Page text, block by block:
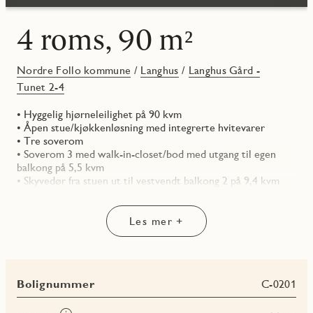
4 roms, 90 m²
Nordre Follo kommune / Langhus / Langhus Gård -
Tunet 2-4
• Hyggelig hjørneleilighet på 90 kvm
• Åpen stue/kjøkkenløsning med integrerte hvitevarer
• Tre soverom
• Soverom 3 med walk-in-closet/bod med utgang til egen
balkong på 5,5 kvm
• Skyvedør fra stuen ut til vestvendt balkong 2 på 9,4 kvm
Les mer +
Bolignummer C-0201